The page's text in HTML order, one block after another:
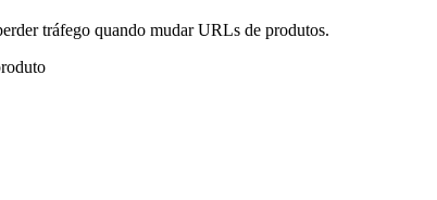
tráfego quando mudar URLs de produtos.